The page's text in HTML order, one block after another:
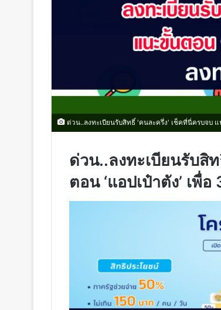
ด่วน..ลงทะเบียนรับสิทธิ์ 'คนละครึ่ง' เช็คที่นี่ครบจบ
ด่วน..ลงทะเบียนรับสิ
ตอน ‘แอปเป๋าตัง’ เพื่